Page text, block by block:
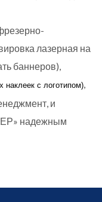
лазерная на
баннеров),
наклеек с логотипом),
и
надежным